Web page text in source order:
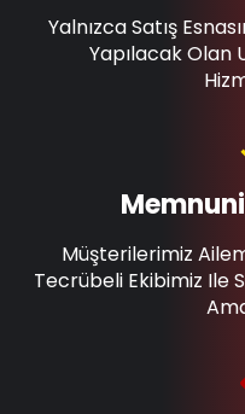
Müşterilerimiz
Tecrübeli Ekibimiz Ile
Yalnızca Satış
Yapılacak Olan